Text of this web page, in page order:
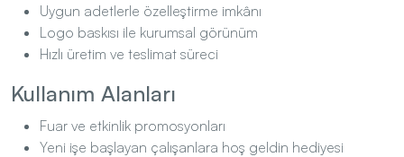
Uygun adetlerle özelleştirme imkânı
Logo baskısı ile kurumsal görünüm
Hızlı üretim ve teslimat süreci
Kullanım Alanları
Fuar ve etkinlik promosyonları
Yeni işe başlayan çalışanlara hoş geldin hediyesi